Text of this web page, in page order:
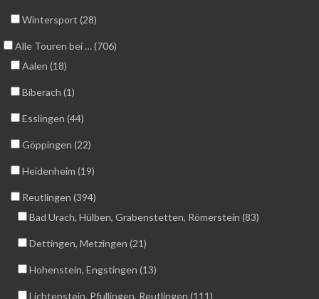
Wintersport (28)
Alle Touren bei … (706)
Aalen (18)
Biberach (1)
Esslingen (44)
Göppingen (22)
Heidenheim (19)
Reutlingen (394)
Bad Urach, Hülben, Grabenstetten, Römerstein (83)
Dettingen, Metzingen (21)
Hohenstein, Engstingen (13)
Lichtenstein, Pfullingen, Reutlingen (111)